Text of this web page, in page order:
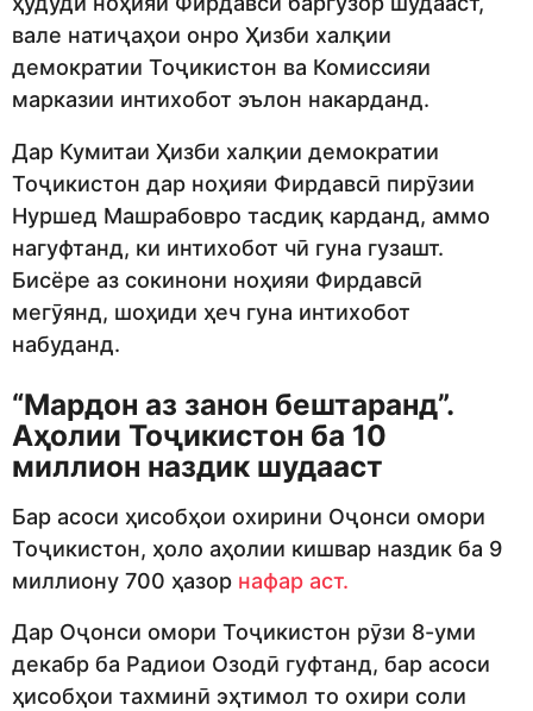
вале натиҷаҳои онро Ҳизби халқии
демократии Тоҷикистон ва Комиссияи
марказии интихобот эълон накарданд.
Дар Кумитаи Ҳизби халқии демократии
Тоҷикистон дар ноҳияи Фирдавсӣ пирӯзии
Нуршед Машрабовро тасдиқ карданд, аммо
нагуфтанд, ки интихобот чӣ гуна гузашт.
Бисёре аз сокинони ноҳияи Фирдавсӣ
мегӯянд, шоҳиди ҳеч гуна интихобот
набуданд.
“Мардон аз занон бештаранд”.
Аҳолии Тоҷикистон ба 10
миллион наздик шудааст
Бар асоси ҳисобҳои охирини Оҷонси омори
Тоҷикистон, ҳоло аҳолии кишвар наздик ба 9
миллиону 700 ҳазор нафар аст.
Дар Оҷонси омори Тоҷикистон рӯзи 8-уми
декабр ба Радиои Озодӣ гуфтанд, бар асоси
ҳисобҳои тахминӣ эҳтимол то охири соли